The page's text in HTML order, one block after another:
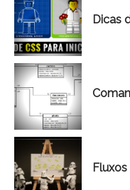
Dicas
Fluxos